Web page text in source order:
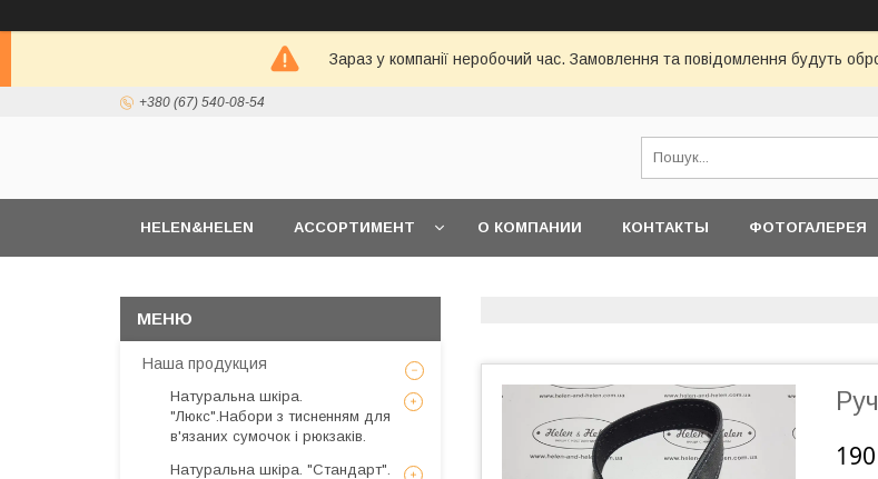
Зараз у компанії неробочий час. Замовлення та повідомлення будуть
+380 (67) 540-08-54
HELEN&HELEN АССОРТИМЕНТ О КОМПАНИИ КОНТАКТЫ ФОТОГАЛЕРЕЯ
Наша продукция
Натуральна шкіра.
"Люкс".Набори з тисненням для
в'язаних сумочок і рюкзаків.
Натуральна шкіра. "Стандарт".